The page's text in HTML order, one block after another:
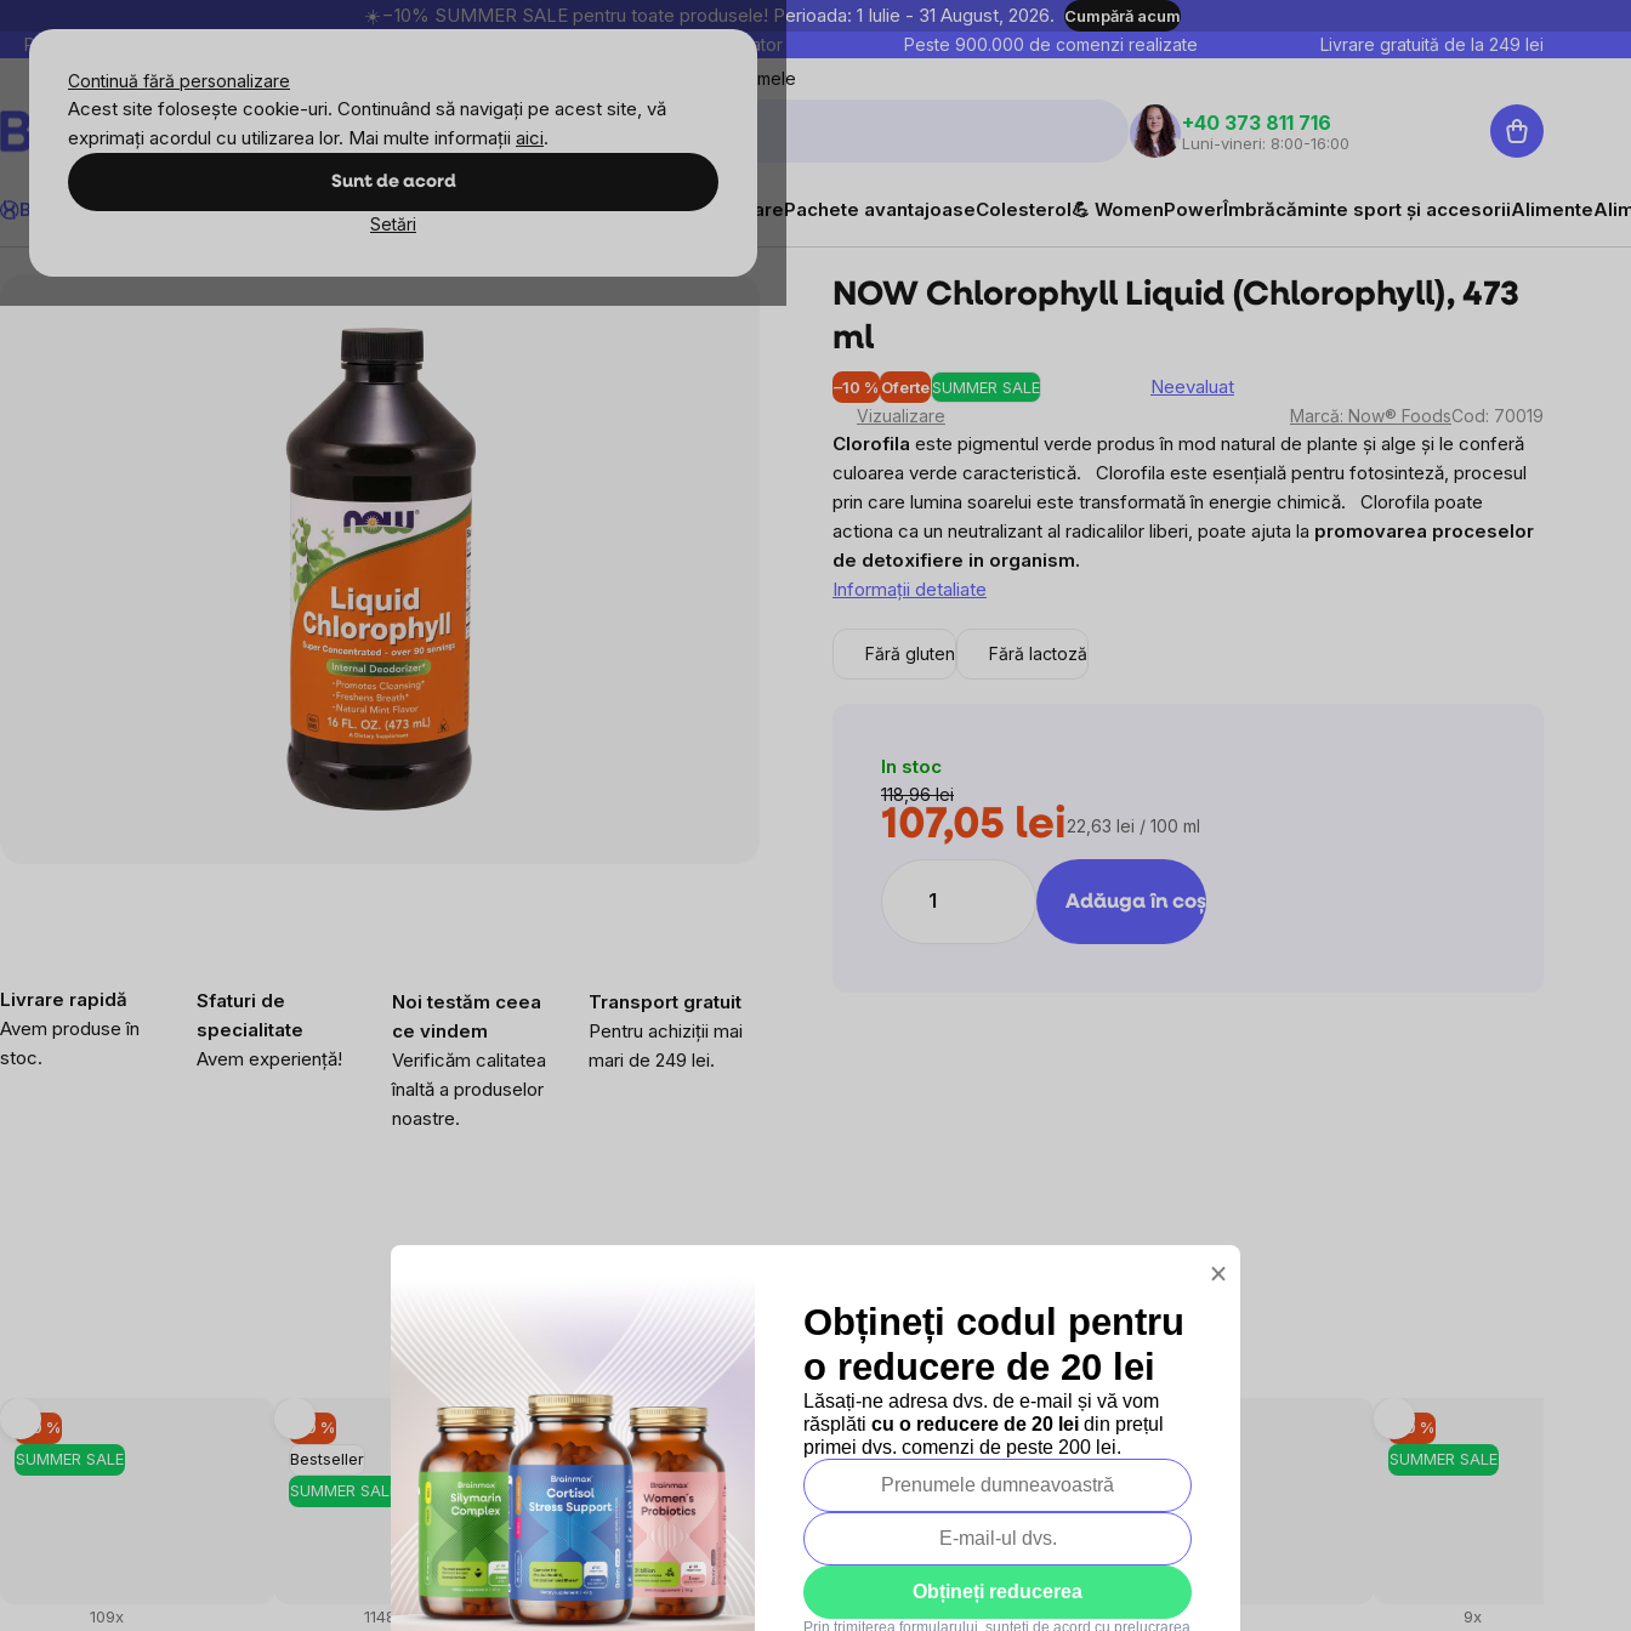
Continuă fără personalizare
Acest site folosește cookie-uri. Continuând să navigați pe acest site, vă
exprimați acordul cu utilizarea lor. Mai multe informații aici.
Sunt de acord
Setări
☀️−10% SUMMER SALE pentru toate produsele! Perioada: 1 Iulie - 31 August, 2026. Cumpără acum
Peste 200.000 de recenzii verificate Produsele noastre sunt testate în laborator Peste 900.000 de comenzi realizate Livrare gratuită de la 249 lei
Favoritele mele
Căutare
+40 373 811 716
Luni-vineri: 8:00-16:00
Coş
de
BrainMax
SportImunitateFemeiBărbațiCopiiObiectiveNoutățiSuplimente alimentarePachete avantajoaseColesterol💪 WomenPowerÎmbrăcăminte sport și accesoriiAlimente
NOW Chlorophyll Liquid (Chlorophyll), 473
ml
–10 % OferteSUMMER SALE
Evaluarea
a
produsului
este
0,0
din
Neevaluat
Livrare rapidă
Avem produse în
stoc.
Sfaturi de
specialitate
Avem experiență!
Noi testăm ceea
ce vindem
Verificăm calitatea
înaltă a produselor
noastre.
Transport gratuit
Pentru achiziții mai
mari de 249 lei.
Vizualizare Marcă: Now® FoodsCod: 70019
Clorofila este pigmentul verde produs în mod natural de plante și alge și le conferă
culoarea verde caracteristică.
Clorofila este esențială pentru fotosinteză, procesul
prin care lumina soarelui este transformată în energie chimică.
Clorofila poate
actiona ca un neutralizant al radicalilor liberi, poate ajuta la promovarea proceselor
de detoxifiere in organism.
Informaţii detaliate
Fără gluten Fără lactoză
In stoc
118,96 lei
107,05 leiEvaluare
preţ:
22,63 lei / 100 ml
Adăuga în coş
Produse asociate
SUMMER SALE
–10 %
109x
Bestseller
SUMMER SALE
–10 %
1148x
Bestseller
SUMMER SALE
–10 %
467x
SUMMER SALE
–10 %
47x
Bestseller
SUMMER SALE
–10 %
SUMMER SALE
–10 %
9x
×
Obțineți codul pentru
o reducere de 20 lei
Lăsați-ne adresa dvs. de e-mail și vă vom
răsplăti cu o reducere de 20 lei din prețul
primei dvs. comenzi de peste 200 lei.
Obțineți reducerea
Prin trimiterea formularului, sunteți de acord cu prelucrarea